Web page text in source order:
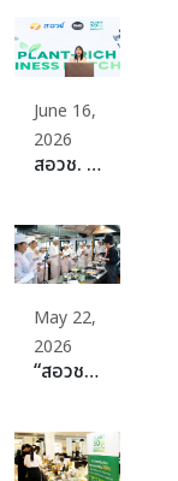
June 16,
2026
สอวช. ปักหมุดเปลี่ยนผ่านระบบอาหารประเทศสู่ Plant-Rich Diets เดินหน้าจัดเต็มดึงผู้ผลิต ผู้บริโภค พร้อมสร้างระบบนิเวศที่แข็งแกร่ง ดันไทยก้าวสู่ระบบอาหารที่ดีต่อสุขภาพ สิ่งแวดล้อม สร้างมูลค่าเศรษฐกิจและแข่งขันได้ในเวทีโลกอย่างยั่งยืน
May 22,
2026
“สอวช. – ม.สวนดุสิต” ปลดล็อกธุรกิจอาหารยุคใหม่ ดันหลักสูตร “Plant-Rich Diet” ปั้นเครือข่ายอาหารแห่งอนาคต ชวนทุกภาคส่วนร่วม “Plant 30% Leaders Club” เพิ่มทางเลือกอาหารเพื่อสุขภาพและยั่งยืน